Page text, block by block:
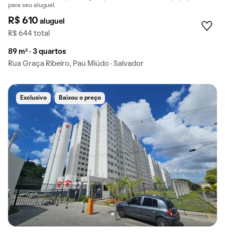
para seu aluguel.
R$ 610aluguel
R$ 644 total
89 m² · 3 quartos
Rua Graça Ribeiro, Pau Miúdo · Salvador
Exclusivo Baixou o preço